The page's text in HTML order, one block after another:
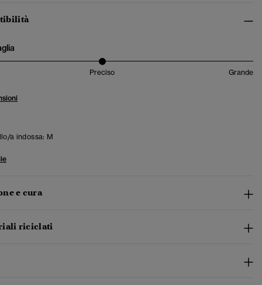
Preciso Grande
a indossa: M
e cura
riciclati